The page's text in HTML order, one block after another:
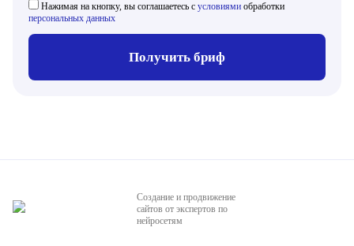
Нажимая на кнопку, вы соглашаетесь с условиями обработки
персональных данных
Получить бриф
Создание и продвижение
сайтов от экспертов по
нейросетям